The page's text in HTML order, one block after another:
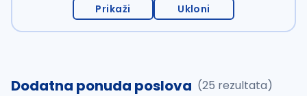
Prikaži Ukloni
Dodatna ponuda poslova (25 rezultata)